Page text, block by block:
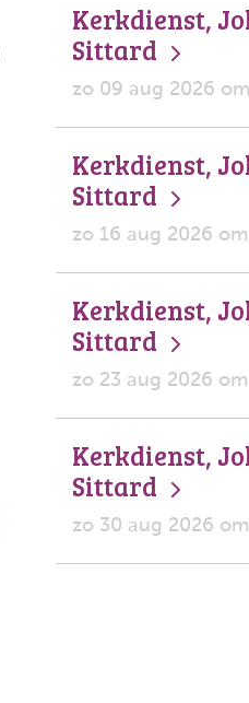
Kerkdienst,
Sittard
zo 09 aug 2026
Kerkdienst,
Sittard
zo 16 aug 2026
Kerkdienst,
Sittard
zo 23 aug 2026
Kerkdienst,
Sittard
zo 30 aug 2026